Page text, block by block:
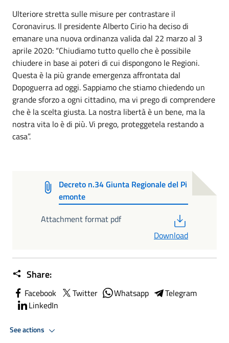
Ulteriore stretta sulle misure per contrastare il
Coronavirus. Il presidente Alberto Cirio ha deciso di
emanare una nuova ordinanza valida dal 22 marzo al 3
aprile 2020: “Chiudiamo tutto quello che è possibile
chiudere in base ai poteri di cui dispongono le Regioni.
Questa è la più grande emergenza affrontata dal
Dopoguerra ad oggi. Sappiamo che stiamo chiedendo un
grande sforzo a ogni cittadino, ma vi prego di comprendere
che è la scelta giusta. La nostra libertà è un bene, ma la
nostra vita lo è di più. Vi prego, proteggetela restando a
casa”.
Decreto n.34 Giunta Regionale del Pi
emonte
Attachment format pdf
Download
Share:
Facebook Twitter Whatsapp
Telegram
LinkedIn
See actions